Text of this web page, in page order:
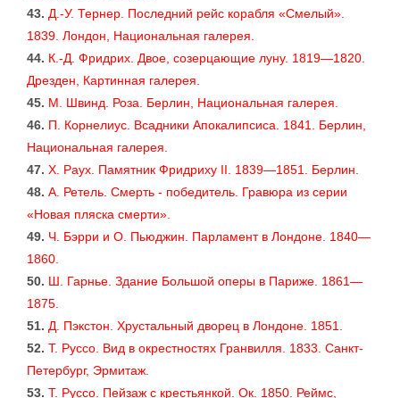
43. Д.-У. Тернер. Последний рейс корабля «Смелый».
1839. Лондон, Национальная галерея.
44. К.-Д. Фридрих. Двое, созерцающие луну. 1819—1820.
Дрезден, Картинная галерея.
45. М. Швинд. Роза. Берлин, Национальная галерея.
46. П. Корнелиус. Всадники Апокалипсиса. 1841. Берлин,
Национальная галерея.
47. X. Раух. Памятник Фридриху II. 1839—1851. Берлин.
48. А. Ретель. Смерть - победитель. Гравюра из серии
«Новая пляска смерти».
49. Ч. Бэрри и О. Пьюджин. Парламент в Лондоне. 1840—
1860.
50. Ш. Гарнье. Здание Большой оперы в Париже. 1861—
1875.
51. Д. Пэкстон. Хрустальный дворец в Лондоне. 1851.
52. Т. Руссо. Вид в окрестностях Гранвилля. 1833. Санкт-
Петербург, Эрмитаж.
53. Т. Руссо. Пейзаж с крестьянкой. Ок. 1850. Реймс,